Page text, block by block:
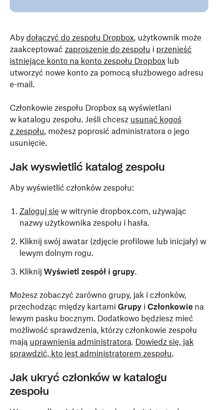
Aby dołączyć do zespołu Dropbox, użytkownik może
zaakceptować zaproszenie do zespołu i przenieść
istniejące konto na konto zespołu Dropbox lub
utworzyć nowe konto za pomocą służbowego adresu
e-mail.
Członkowie zespołu Dropbox są wyświetlani
w katalogu zespołu. Jeśli chcesz usunąć kogoś
z zespołu, możesz poprosić administratora o jego
usunięcie.
Jak wyświetlić katalog zespołu
Aby wyświetlić członków zespołu:
Zaloguj się w witrynie dropbox.com, używając
nazwy użytkownika zespołu i hasła.
Kliknij swój awatar (zdjęcie profilowe lub inicjały) w
lewym dolnym rogu.
Kliknij Wyświetl zespół i grupy.
Możesz zobaczyć zarówno grupy, jak i członków,
przechodząc między kartami Grupy i Członkowie na
lewym pasku bocznym. Dodatkowo będziesz mieć
możliwość sprawdzenia, którzy członkowie zespołu
mają uprawnienia administratora. Dowiedz się, jak
sprawdzić, kto jest administratorem zespołu.
Jak ukryć członków w katalogu
zespołu